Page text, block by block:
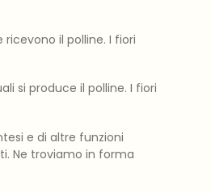
il polline. I fiori
si produce il polline. I fiori
e di altre funzioni
Ne troviamo in forma